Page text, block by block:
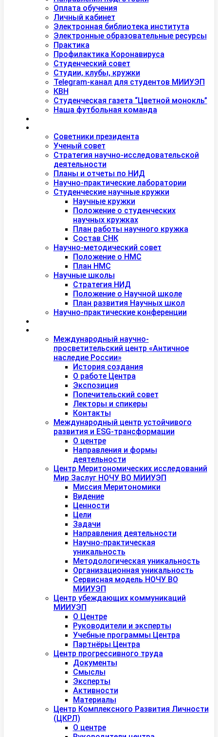
Оплата обучения
Личный кабинет
Электронная библиотека института
Электронные образовательные ресурсы
Практика
Профилактика Коронавируса
Студенческий совет
Студии, клубы, кружки
Telegram-канал для студентов МИИУЭП
КВН
Студенческая газета “Цветной монокль”
Наша футбольная команда
Советники президента
Ученый совет
Стратегия научно-исследовательской
деятельности
Планы и отчеты по НИД
Научно-практические лаборатории
Студенческие научные кружки
Научные кружки
Положение о студенческих
научных кружках
План работы научного кружка
Состав СНК
Научно-методический совет
Положение о НМС
План НМС
Научные школы
Стратегия НИД
Положение о Научной школе
План развития Научных школ
Научно-практические конференции
Международный научно-
просветительский центр «Античное
наследие России»
История создания
О работе Центра
Экспозиция
Попечительский совет
Лекторы и спикеры
Контакты
Международный центр устойчивого
развития и ESG-трансформации
О центре
Направления и формы
деятельности
Центр Меритономических исследований
Мир Заслуг НОЧУ ВО МИИУЭП
Миссия Меритономики
Видение
Ценности
Цели
Задачи
Направления деятельности
Научно-практическая
уникальность
Методологическая уникальность
Организационная уникальность
Сервисная модель НОЧУ ВО
МИИУЭП
Центр убеждающих коммуникаций
МИИУЭП
О Центре
Руководители и эксперты
Учебные программы Центра
Партнёры Центра
Центр прогрессивного труда
Документы
Смыслы
Эксперты
Активности
Материалы
Центр Комплексного Развития Личности
(ЦКРЛ)
О центре